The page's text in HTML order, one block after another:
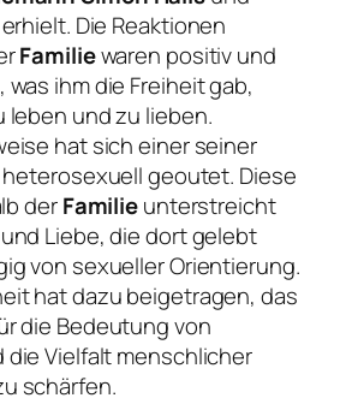
Die Reaktionen
Familiewaren positiv und
ihm die Freiheit gab,
und zu lieben.
hat sich einer seiner
heterosexuell geoutet. Diese
derFamilieunterstreicht
Liebe, die dort gelebt
von sexueller Orientierung.
hat dazu beigetragen, das
die Bedeutung von
die Vielfalt menschlicher
schärfen.